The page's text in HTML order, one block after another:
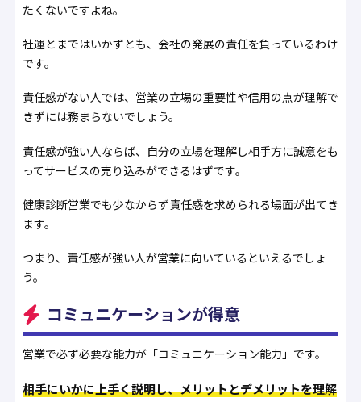
たくないですよね。
社運とまではいかずとも、会社の発展の責任を負っているわけ
です。
責任感がない人では、営業の立場の重要性や信用の点が理解で
きずには務まらないでしょう。
責任感が強い人ならば、自分の立場を理解し相手方に誠意をも
ってサービスの売り込みができるはずです。
健康診断営業でも少なからず責任感を求められる場面が出てき
ます。
つまり、責任感が強い人が営業に向いているといえるでしょ
う。
コミュニケーションが得意
営業で必ず必要な能力が「コミュニケーション能力」です。
相手にいかに上手く説明し、メリットとデメリットを理解